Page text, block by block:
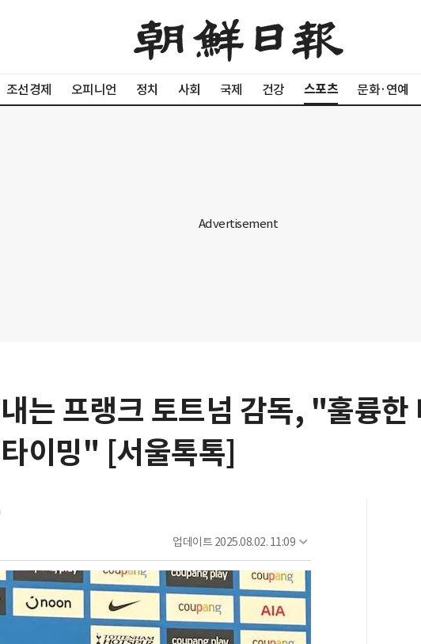
조선경제 오피니언 정치 사회 국제 건강 스포츠 문화·연예
는 프랭크 토트넘 감독, "훌륭한
이밍" [서울톡톡]
업데이트 2025.08.02. 11:09